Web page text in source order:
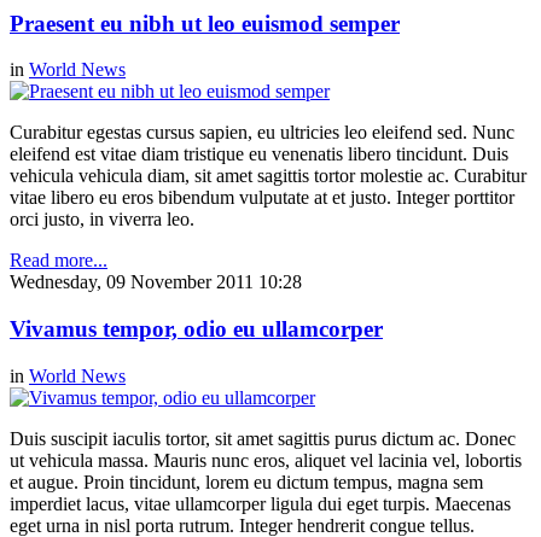
Praesent eu nibh ut leo euismod semper
in World News
Curabitur egestas cursus sapien, eu ultricies leo eleifend sed. Nunc
eleifend est vitae diam tristique eu venenatis libero tincidunt. Duis
vehicula vehicula diam, sit amet sagittis tortor molestie ac. Curabitur
vitae libero eu eros bibendum vulputate at et justo. Integer porttitor
orci justo, in viverra leo.
Read more...
Wednesday, 09 November 2011 10:28
Vivamus tempor, odio eu ullamcorper
in World News
Duis suscipit iaculis tortor, sit amet sagittis purus dictum ac. Donec
ut vehicula massa. Mauris nunc eros, aliquet vel lacinia vel, lobortis
et augue. Proin tincidunt, lorem eu dictum tempus, magna sem
imperdiet lacus, vitae ullamcorper ligula dui eget turpis. Maecenas
eget urna in nisl porta rutrum. Integer hendrerit congue tellus.